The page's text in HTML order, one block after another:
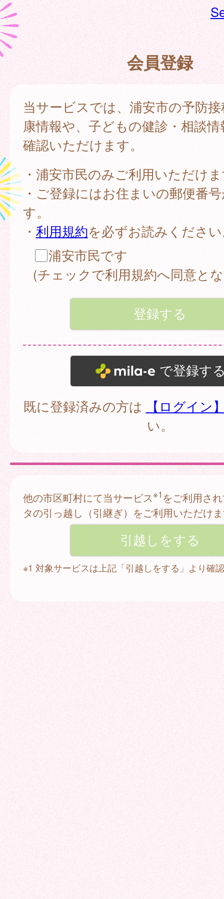
会員登録
当サービスでは、浦安市の予防
康情報や、子どもの健診・相談
確認いただけます。
・浦安市民のみご利用いただけ
・ご登録にはお住まいの郵便番
す。
・ 利用規約を必ずお読みくださ
浦安市民です
(チェックで利用規約へ同意と
で登録す
既に登録済みの方は
【ログイン
い。
他の市区町村にて当サービス※1 をご利用さ
タの引っ越し（引継ぎ）をご利用いただけ
※1 対象サービスは上記「引越しをする」より確